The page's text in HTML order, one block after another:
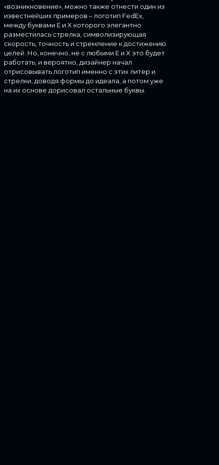
«возникновение», можно также отнести один из
известнейших примеров – логотип FedEx,
между буквами E и X которого элегантно
разместилась стрелка, символизирующая
скорость, точность и стремление к достижению
целей. Но, конечно, не с любыми E и X это будет
работать, и вероятно, дизайнер начал
отрисовывать логотип именно с этих литер и
стрелки, доводя формы до идеала, а потом уже
на их основе дорисовал остальные буквы.